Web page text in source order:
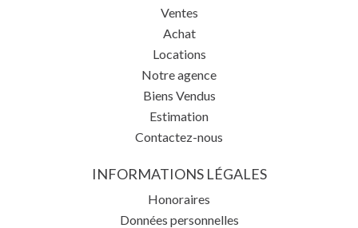
Ventes
Achat
Locations
Notre agence
Biens Vendus
Estimation
Contactez-nous
INFORMATIONS LÉGALES
Honoraires
Données personnelles